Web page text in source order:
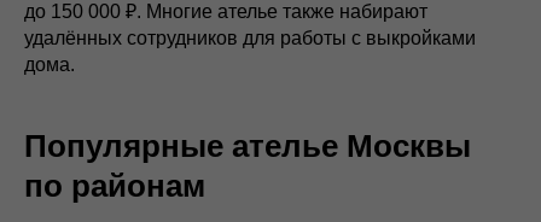
до 150 000 ₽. Многие ателье также набирают
удалённых сотрудников для работы с выкройками
дома.
Популярные ателье Москвы
по районам